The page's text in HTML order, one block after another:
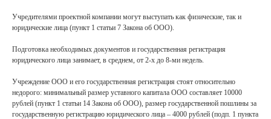
Учредителями проектной компании могут выступать как физические, так и
юридические лица (пункт 1 статьи 7 Закона об ООО).
Подготовка необходимых документов и государственная регистрация
юридического лица занимает, в среднем, от 2-х до 8-ми недель.
Учреждение ООО и его государственная регистрация стоят относительно
недорого: минимальный размер уставного капитала ООО составляет 10000
рублей (пункт 1 статьи 14 Закона об ООО), размер государственной пошлины за
государственную регистрацию юридического лица – 4000 рублей (подп. 1 пункта